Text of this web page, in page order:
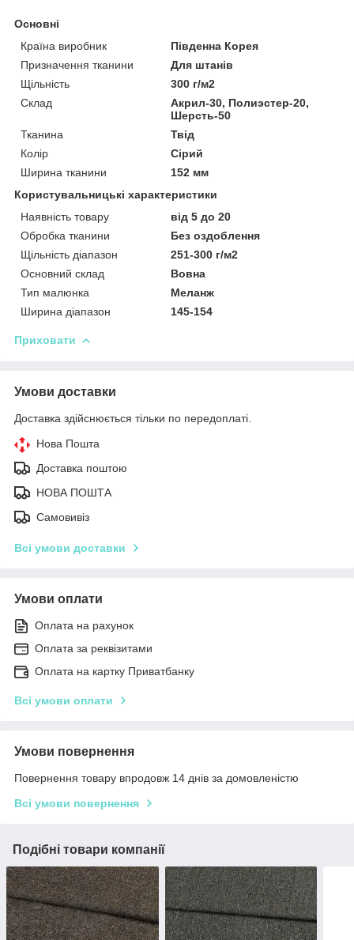
Основні
Країна виробник
Південна Корея
Призначення тканини
Для штанів
Щільність
300 г/м2
Склад
Акрил-30, Полиэстер-20,
Шерсть-50
Тканина
Твід
Колір
Сірий
Ширина тканини
152 мм
Користувальницькі характеристики
Наявність товару
від 5 до 20
Обробка тканини
Без оздоблення
Щільність діапазон
251-300 г/м2
Основний склад
Вовна
Тип малюнка
Меланж
Ширина діапазон
145-154
Приховати
Умови доставки
Доставка здійснюється тільки по передоплаті.
Нова Пошта
Доставка поштою
НОВА ПОШТА
Самовивіз
Всі умови доставки
Умови оплати
Оплата на рахунок
Оплата за реквізитами
Оплата на картку Приватбанку
Всі умови оплати
Умови повернення
Повернення товару впродовж 14 днів за домовленістю
Всі умови повернення
Подібні товари компанії